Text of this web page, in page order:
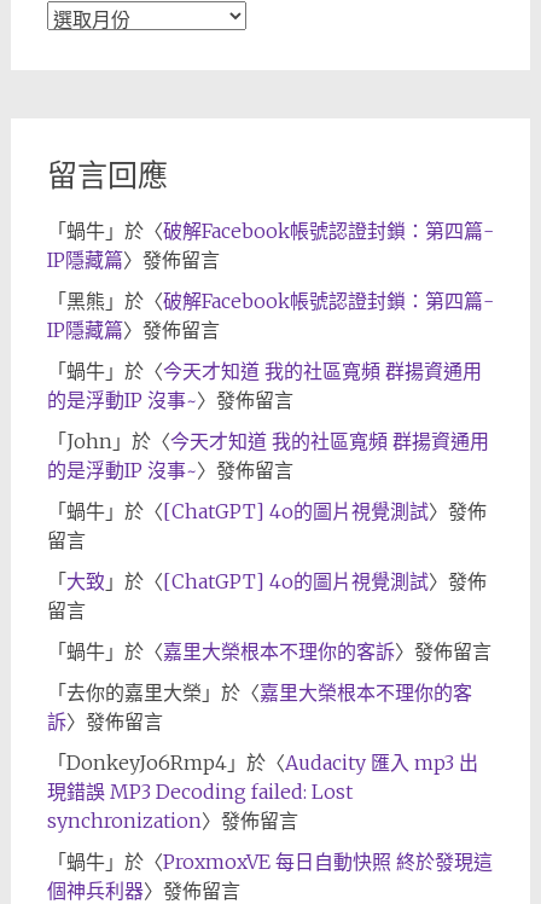
文
留言回應
「蝸牛」於〈破解Facebook帳號認證封鎖：第四篇-
IP隱藏篇〉發佈留言
「黑熊 」於〈破解Facebook帳號認證封鎖：第四篇-
IP隱藏篇〉發佈留言
「蝸牛」於〈今天才知道 我的社區寬頻 群揚資通用
的是浮動IP 沒事~〉發佈留言
「John 」於〈今天才知道 我的社區寬頻 群揚資通用
的是浮動IP 沒事~〉發佈留言
「蝸牛」於〈[ChatGPT] 4o的圖片視覺測試〉發佈
留言
「大致 」於〈[ChatGPT] 4o的圖片視覺測試〉發佈
留言
「蝸牛」於〈嘉里大榮根本不理你的客訴〉發佈留言
「去你的嘉里大榮 」於〈嘉里大榮根本不理你的客
訴〉發佈留言
「DonkeyJo6Rmp4」於〈Audacity 匯入 mp3 出
現錯誤 MP3 Decoding failed: Lost
synchronization〉發佈留言
「蝸牛」於〈ProxmoxVE 每日自動快照 終於發現這
個神兵利器〉發佈留言